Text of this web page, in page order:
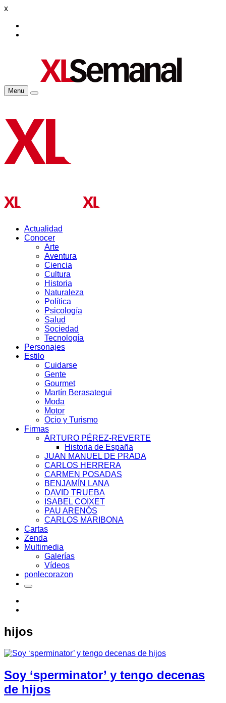
x
Menu
Actualidad
Conocer
Arte
Aventura
Ciencia
Cultura
Historia
Naturaleza
Política
Psicología
Salud
Sociedad
Tecnología
Personajes
Estilo
Cuidarse
Gente
Gourmet
Martín Berasategui
Moda
Motor
Ocio y Turismo
Firmas
ARTURO PÉREZ-REVERTE
Historia de España
JUAN MANUEL DE PRADA
CARLOS HERRERA
CARMEN POSADAS
BENJAMÍN LANA
DAVID TRUEBA
ISABEL COIXET
PAU ARENÓS
CARLOS MARIBONA
Cartas
Zenda
Multimedia
Galerías
Vídeos
ponlecorazon
hijos
Soy ‘sperminator’ y tengo decenas
de hijos